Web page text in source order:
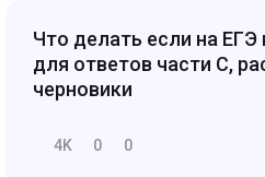
Что делать если на ЕГЭ
для ответов части С,
черновики
4K 0 0